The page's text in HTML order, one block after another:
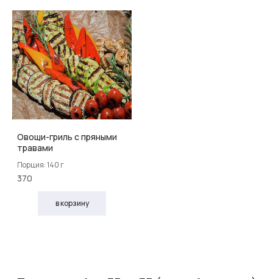
Овощи-гриль с пряными
травами
Порция: 140 г
370
в корзину